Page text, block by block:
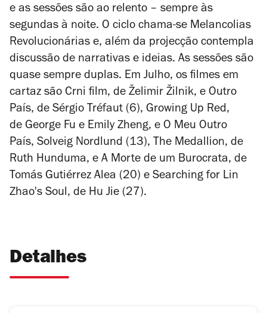
e as sessões são ao relento – sempre às
segundas à noite. O ciclo chama-se Melancolias
Revolucionárias e, além da projecção contempla
discussão de narrativas e ideias. As sessões são
quase sempre duplas. Em Julho, os filmes em
cartaz são Crni film, de Želimir Žilnik, e Outro
País, de Sérgio Tréfaut (6), Growing Up Red,
de George Fu e Emily Zheng, e O Meu Outro
País, Solveig Nordlund (13), The Medallion, de
Ruth Hunduma, e A Morte de um Burocrata, de
Tomás Gutiérrez Alea (20) e Searching for Lin
Zhao's Soul, de Hu Jie (27).
Detalhes